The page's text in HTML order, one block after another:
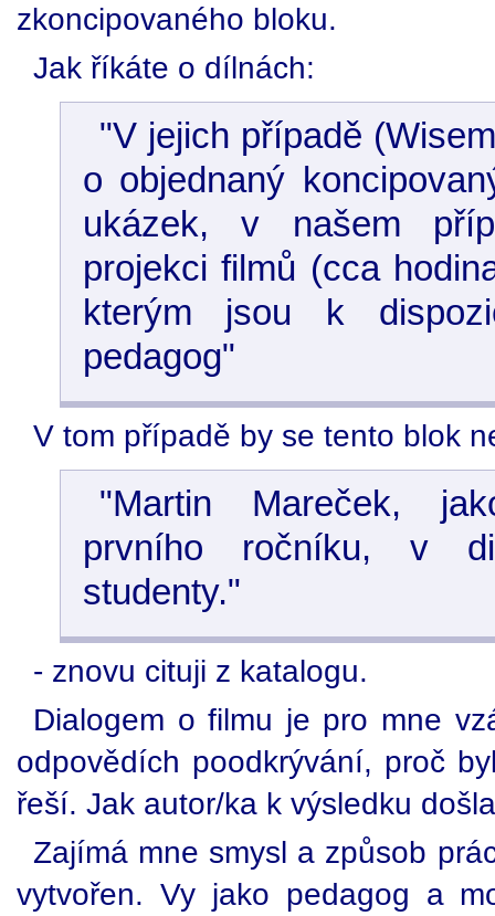
zkoncipovaného bloku.
Jak říkáte o dílnách:
"V jejich případě
o objednaný
ukázek, v našem
projekci filmů (cca
kterým jsou k
pedagog"
V tom případě by se tento blok
"Martin Mareček,
prvního ročníku, v
studenty."
- znovu cituji z katalogu.
Dialogem o filmu je pro mne
odpovědích poodkrývání, proč
řeší. Jak autor/ka k výsledku
Zajímá mne smysl a způsob
vytvořen. Vy jako pedagog a